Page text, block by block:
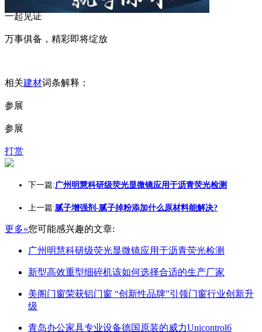
一起见证
万事俱备，精彩即将绽放
相关建材词条解释：
参展
参展
打赏
下一篇:广州明慧科研级荧光显微镜应用于沥青荧光检测
上一篇:腻子增强剂-腻子掉粉添加什么原材料能解决?
更多»您可能感兴趣的文章:
广州明慧科研级荧光显微镜应用于沥青荧光检测
新型高效重型细碎机该如何选择合适的生产厂家
美阁门窗荣获铝门窗 “创新性品牌”引领门窗行业创新升
级
青岛办公家具专业设备德国原装的威力Unicontrol6